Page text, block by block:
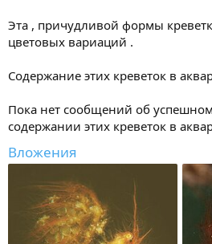
Эта , причудливой формы
цветовых вариаций .
Содержание этих креветок в
Пока нет сообщений об
содержании этих креветок в
Вложения